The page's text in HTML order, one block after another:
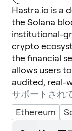
Hastra.io is a
the Solana
institutional-
crypto
the financial
allows users
audited, real-
サポートされ
Ethereum